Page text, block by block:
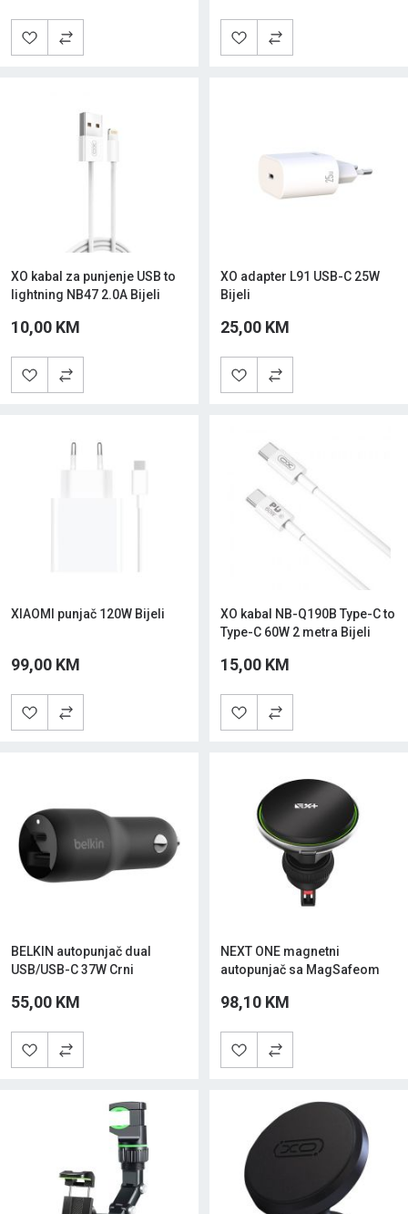
XO kabal za punjenje USB to
lightning NB47 2.0A Bijeli
10,00 KM
XO adapter L91 USB-C 25W
Bijeli
25,00 KM
XIAOMI punjač 120W Bijeli
99,00 KM
XO kabal NB-Q190B Type-C to
Type-C 60W 2 metra Bijeli
15,00 KM
BELKIN autopunjač dual
USB/USB-C 37W Crni
55,00 KM
NEXT ONE magnetni
autopunjač sa MagSafeom
98,10 KM